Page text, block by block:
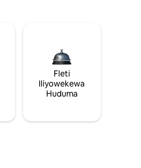
Fleti
Iliyowekewa
Huduma